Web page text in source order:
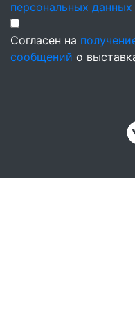
персональных данных
Согласен на
сообщений о